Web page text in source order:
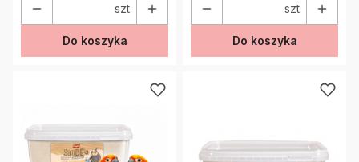
szt.
Do koszyka
szt.
Do koszyka